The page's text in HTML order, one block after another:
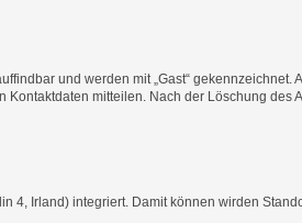
und werden mit „Gast“
mitteilen. Nach der Löschung
Irland) integriert. Damit können wirden